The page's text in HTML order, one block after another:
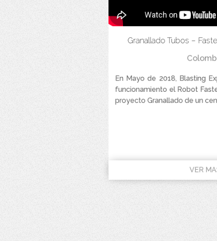
Granallado Tubos –
En Mayo de 2018, Blasting
funcionamiento el Robot
proyecto Granallado de un
VER